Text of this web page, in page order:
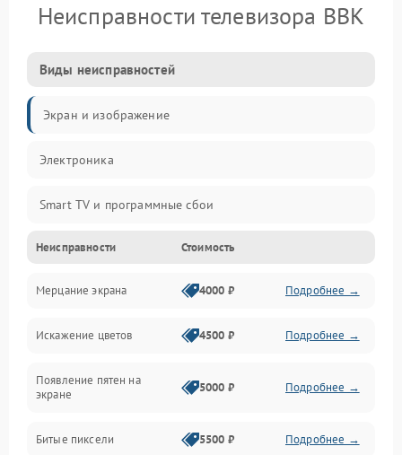
Неисправности телевизора BBK
Виды неисправностей
Экран и изображение
Электроника
Smart TV и программные сбои
Питание и запуск
Подсветка и LED-модули
Звук и аудиосистема
Сигнал и приём каналов
Неисправности Стоимость
Мерцание экрана 4000 ₽ Подробнее →
Искажение цветов 4500 ₽ Подробнее →
Появление пятен на
экране
5000 ₽ Подробнее →
Битые пиксели 5500 ₽ Подробнее →